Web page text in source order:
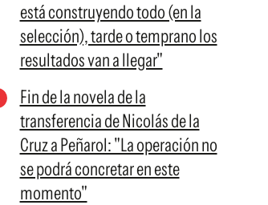
está construyendo todo (en la
selección), tarde o temprano los
resultados van a llegar"
Fin de la novela de la
transferencia de Nicolás de la
Cruz a Peñarol: "La operación no
se podrá concretar en este
momento"